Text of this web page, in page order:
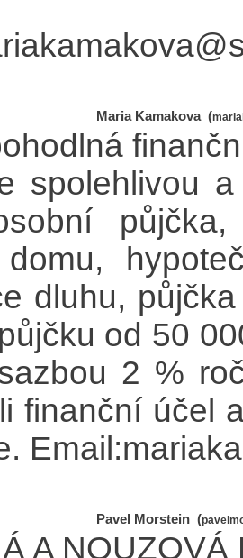
Maria Kamakova (
spolehlivou
dluhu,
od 50
2 %
finanční účel
Pavel Morstein (
A NOUZOVÁ